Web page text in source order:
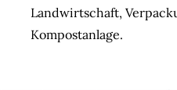
Landwirtschaft,
Kompostanlage.